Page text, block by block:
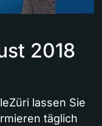
2018
lassen Sie
täglich